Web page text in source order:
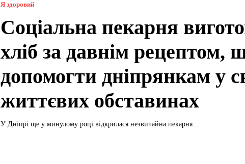
Я здоровий
Соціальна пекарня
хліб за давнім рецептом,
допомогти дніпрянкам у
життєвих обставинах
У Дніпрі ще у минулому році відкрилася незвичайна пекарня...